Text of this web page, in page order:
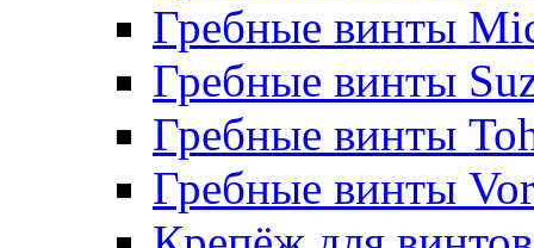
Гребные винты
Гребные винты
Гребные винты
Гребные винты